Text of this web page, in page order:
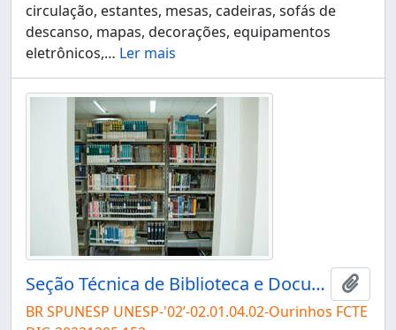
circulação, estantes, mesas, cadeiras, sofás de
descanso, mapas, decorações, equipamentos
eletrônicos,… Ler mais
Seção Técnica de Biblioteca e Documentação do Campus de Ourinhos
BR SPUNESP UNESP-'02’-02.01.04.02-Ourinhos FCTE